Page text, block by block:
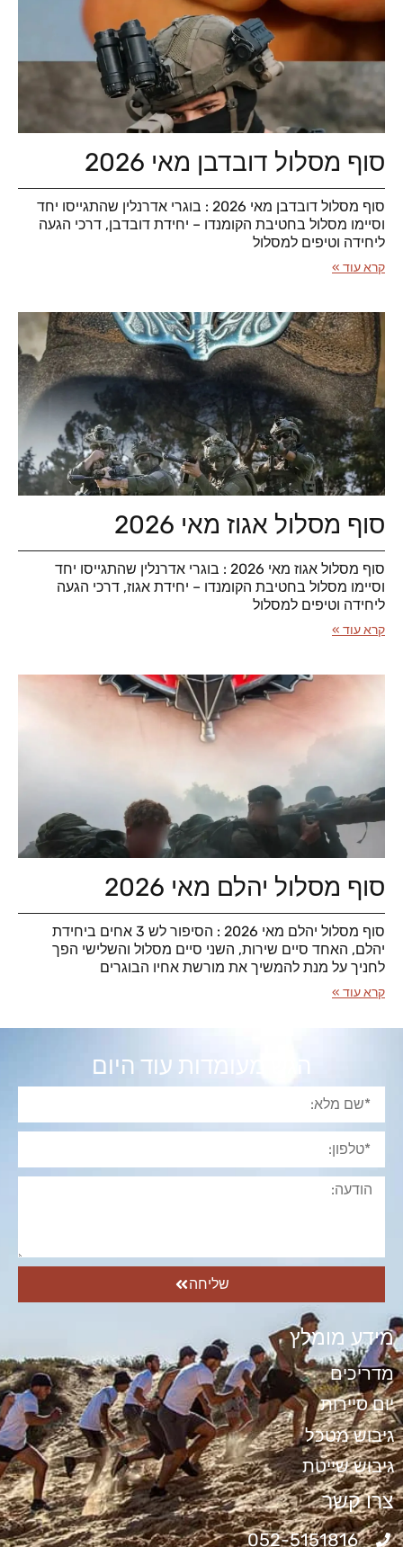
סוף מסלול דובדבן מאי 2026
סוף מסלול דובדבן מאי 2026 : בוגרי אדרנלין שהתגייסו יחד
וסיימו מסלול בחטיבת הקומנדו – יחידת דובדבן, דרכי הגעה
ליחידה וטיפים למסלול
קרא עוד »
סוף מסלול אגוז מאי 2026
סוף מסלול אגוז מאי 2026 : בוגרי אדרנלין שהתגייסו יחד
וסיימו מסלול בחטיבת הקומנדו – יחידת אגוז, דרכי הגעה
ליחידה וטיפים למסלול
קרא עוד »
סוף מסלול יהלם מאי 2026
סוף מסלול יהלם מאי 2026 : הסיפור לש 3 אחים ביחידת
יהלם, האחד סיים שירות, השני סיים מסלול והשלישי הפך
לחניך על מנת להמשיך את מורשת אחיו הבוגרים
קרא עוד »
הגש מעומדות עוד היום
שליחה
מידע מומלץ
מדריכים
יום סיירות
גיבוש מטכל
גיבוש שייטת
צרו קשר
052-5151816